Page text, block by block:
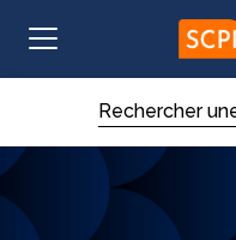
Rechercher